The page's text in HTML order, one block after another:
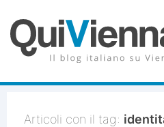
Articoli con il tag: